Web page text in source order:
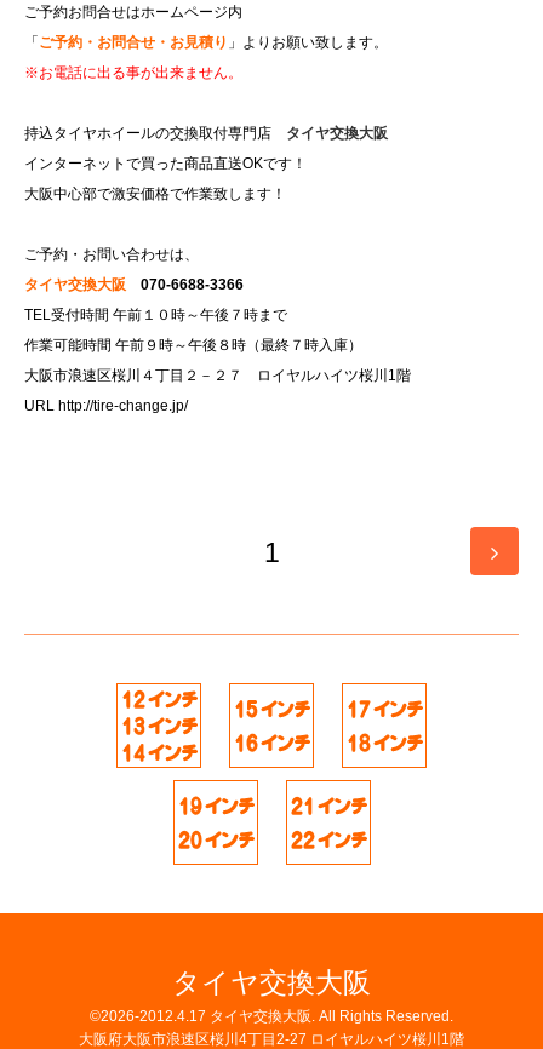
ご予約お問合せはホームページ内
「ご予約・お問合せ・お見積り 」よりお願い致します。
※お電話に出る事が出来ません。
持込タイヤホイールの交換取付専門店 タイヤ交換大阪
インターネットで買った商品直送OKです！
大阪中心部で激安価格で作業致します！
ご予約・お問い合わせは、
タイヤ交換大阪 070-6688-3366
TEL受付時間 午前１０時～午後７時まで
作業可能時間 午前９時～午後８時（最終７時入庫）
大阪市浪速区桜川４丁目２－２７ ロイヤルハイツ桜川1階
URL http://tire-change.jp/
1
タイヤ交換大阪
©2026-2012.4.17 タイヤ交換大阪 . All Rights Reserved.
大阪府大阪市浪速区桜川4丁目2-27 ロイヤルハイツ桜川1階